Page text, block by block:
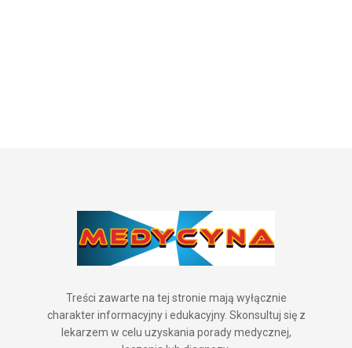
Treści zawarte na tej stronie mają wyłącznie
charakter informacyjny i edukacyjny. Skonsultuj się z
lekarzem w celu uzyskania porady medycznej,